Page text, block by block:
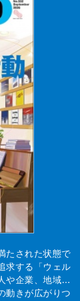
たされた状態で
求する「ウェル
や企業、地域…
動きが広がりつ